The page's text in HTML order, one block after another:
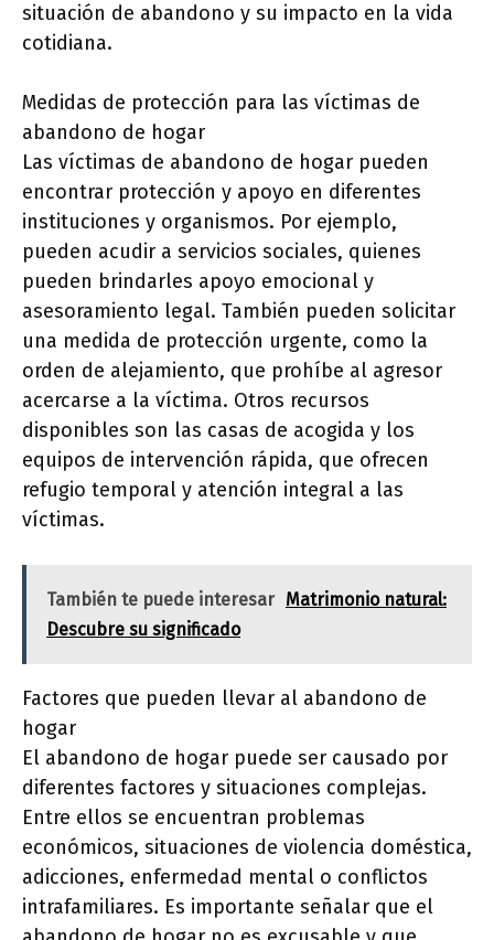
situación de abandono y su impacto en la vida
cotidiana.
Medidas de protección para las víctimas de
abandono de hogar
Las víctimas de abandono de hogar pueden
encontrar protección y apoyo en diferentes
instituciones y organismos. Por ejemplo,
pueden acudir a servicios sociales, quienes
pueden brindarles apoyo emocional y
asesoramiento legal. También pueden solicitar
una medida de protección urgente, como la
orden de alejamiento, que prohíbe al agresor
acercarse a la víctima. Otros recursos
disponibles son las casas de acogida y los
equipos de intervención rápida, que ofrecen
refugio temporal y atención integral a las
víctimas.
También te puede interesar Matrimonio natural:
Descubre su significado
Factores que pueden llevar al abandono de
hogar
El abandono de hogar puede ser causado por
diferentes factores y situaciones complejas.
Entre ellos se encuentran problemas
económicos, situaciones de violencia doméstica,
adicciones, enfermedad mental o conflictos
intrafamiliares. Es importante señalar que el